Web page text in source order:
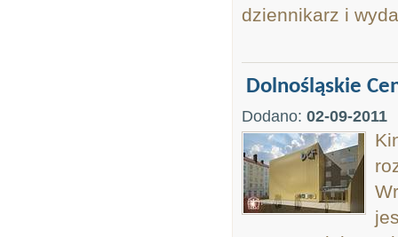
dziennikarz i
Dolnośląskie
Dodano: 02-09-2011